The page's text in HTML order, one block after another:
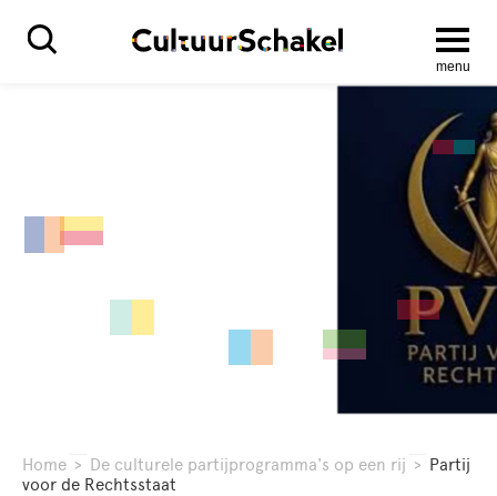
menu
Home > De culturele partijprogramma's op een rij > Partij
voor de Rechtsstaat